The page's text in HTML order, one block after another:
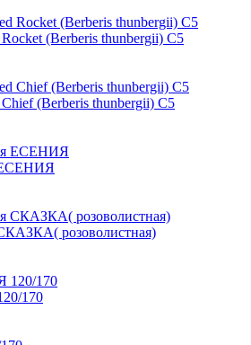
(Berberis thunbergii) С5
Chief (Berberis thunbergii) С5
ЕСЕНИЯ
розоволистная)
170